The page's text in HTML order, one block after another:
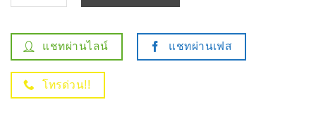
แชทผ่านไลน์ แชทผ่านเฟส
โทรด่วน!!